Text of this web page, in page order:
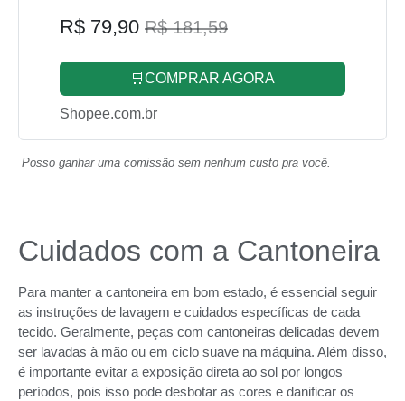
R$ 79,90 R$ 181,59
🛒COMPRAR AGORA
Shopee.com.br
Posso ganhar uma comissão sem nenhum custo pra você.
Cuidados com a Cantoneira
Para manter a cantoneira em bom estado, é essencial seguir
as instruções de lavagem e cuidados específicas de cada
tecido. Geralmente, peças com cantoneiras delicadas devem
ser lavadas à mão ou em ciclo suave na máquina. Além disso,
é importante evitar a exposição direta ao sol por longos
períodos, pois isso pode desbotar as cores e danificar os